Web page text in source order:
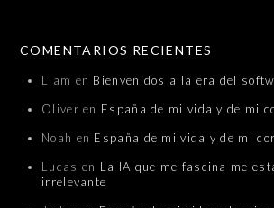
COMENTARIOS RECIENTES
Liam en Bienvenidos a la era del
Oliver en España de mi vida y de mi
Noah en España de mi vida y de mi
Lucas en La IA que me fascina me
irrelevante